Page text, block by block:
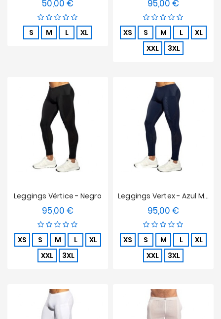
50,00 €
S M L XL
95,00 €
XS S M L
XL
XXL
3XL
Leggings Vértice - Negro
95,00 €
XS S M L
XL
XXL
3XL
Leggings Vertex - Azul Marino
95,00 €
XS S M L
XL
XXL
3XL